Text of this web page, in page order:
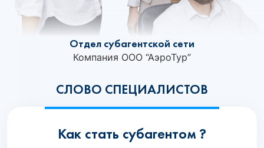
СЛОВО СПЕЦИАЛИСТОВ
Отдел субагентской сети
Компания ООО “АэроТур”
Как стать субагентом ?